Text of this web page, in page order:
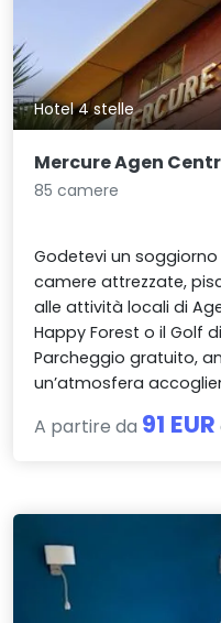
Hotel 4 stelle
Mercure Agen
85 camere
Godetevi un
camere attrezzate,
alle attività locali di
Happy Forest o il Golf
Parcheggio gratuito,
un’atmosfera
A partire da 91 EUR